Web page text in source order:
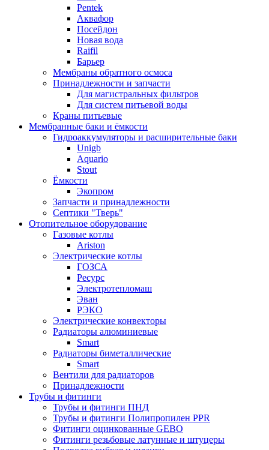
Pentek
Аквафор
Посейдон
Новая вода
Raifil
Барьер
Мембраны обратного осмоса
Принадлежности и запчасти
Для магистральных фильтров
Для систем питьевой воды
Краны питьевые
Мембранные баки и ёмкости
Гидроаккумуляторы и расширительные баки
Unigb
Aquario
Stout
Ёмкости
Экопром
Запчасти и принадлежности
Септики "Тверь"
Отопительное оборудование
Газовые котлы
Ariston
Электрические котлы
ГОЗСА
Ресурс
Электротепломаш
Эван
РЭКО
Электрические конвекторы
Радиаторы алюминиевые
Smart
Радиаторы биметаллические
Smart
Вентили для радиаторов
Принадлежности
Трубы и фитинги
Трубы и фитинги ПНД
Трубы и фитинги Полипропилен PPR
Фитинги оцинкованные GEBO
Фитинги резьбовые латунные и штуцеры